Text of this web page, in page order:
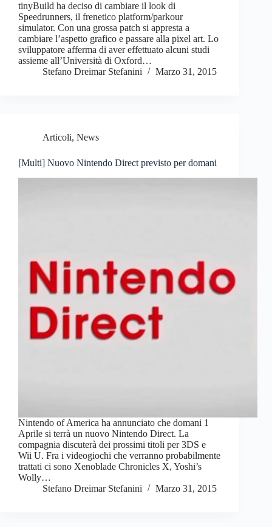
tinyBuild ha deciso di cambiare il look di
Speedrunners, il frenetico platform/parkour
simulator. Con una grossa patch si appresta a
cambiare l’aspetto grafico e passare alla pixel art. Lo
sviluppatore afferma di aver effettuato alcuni studi
assieme all’Università di Oxford…
Stefano Dreimar Stefanini
Marzo 31, 2015
Articoli, News
[Multi] Nuovo Nintendo Direct previsto per domani
Nintendo of America ha annunciato che domani 1
Aprile si terrà un nuovo Nintendo Direct. La
compagnia discuterà dei prossimi titoli per 3DS e
Wii U. Fra i videogiochi che verranno probabilmente
trattati ci sono Xenoblade Chronicles X, Yoshi’s
Wolly…
Stefano Dreimar Stefanini
Marzo 31, 2015